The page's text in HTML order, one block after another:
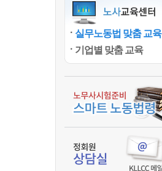
실무노동법 맞춤 교육
기업별 맞춤 교육